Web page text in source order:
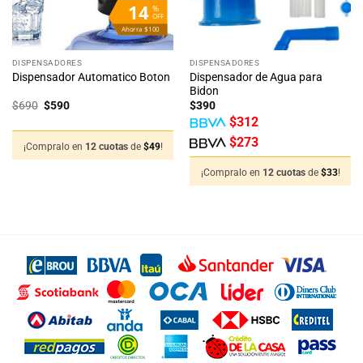
%
OFF
14
Ahorra $100
DISPENSADORES
Dispensador Automatico Boton
$690 El
$690.
$590El
$590.
¡Compralo en 12 cuotas de $49!
DISPENSADORES
Dispensador de Agua para
Bidon
$390
$312
$273
¡Compralo en 12 cuotas de $33!